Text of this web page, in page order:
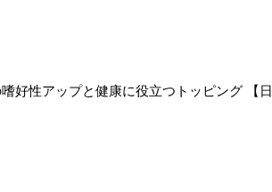
好性アップと健康に役立つトッピング 【